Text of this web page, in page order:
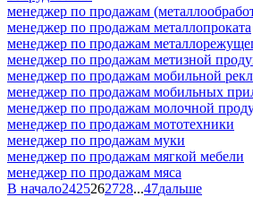
менеджер по продажам
менеджер по продажам металлопроката
менеджер по продажам
менеджер по продажам метизной
менеджер по продажам мобильной
менеджер по продажам мобильных
менеджер по продажам молочной
менеджер по продажам мототехники
менеджер по продажам муки
менеджер по продажам мягкой мебели
менеджер по продажам мяса
В начало2425262728...47дальше